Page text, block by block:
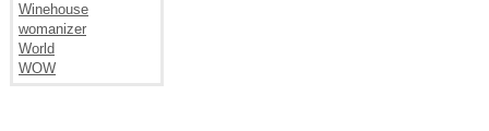
Winehouse
womanizer
World
WOW